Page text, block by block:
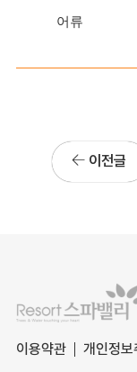
어류
이전글
이용약관 개인정보